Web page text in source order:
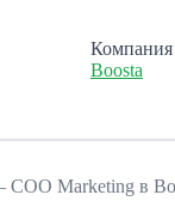
Компания
Boosta
Marketing в